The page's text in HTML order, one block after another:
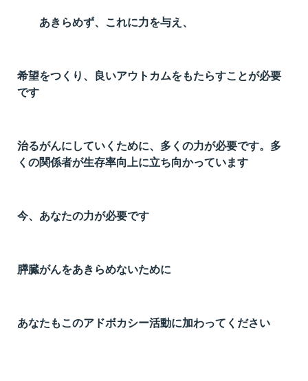
あきらめず、これに力を与え、
希望をつくり、良いアウトカムをもたらすことが必要
です
治るがんにしていくために、多くの力が必要です。多
くの関係者が生存率向上に立ち向かっています
今、あなたの力が必要です
膵臓がんをあきらめないために
あなたもこのアドボカシー活動に加わってください